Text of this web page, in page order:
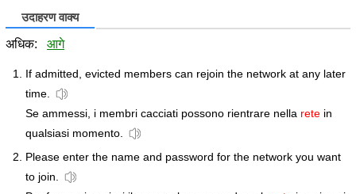
उदाहरण वाक्य
अधिक: आगे
If admitted, evicted members can rejoin the network at any later
time.
Se ammessi, i membri cacciati possono rientrare nella rete in
qualsiasi momento.
Please enter the name and password for the network you want
to join.